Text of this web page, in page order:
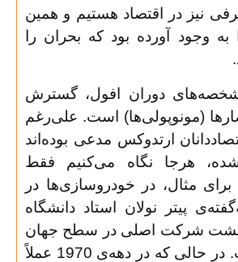
نیز در اقتصاد هستیم و همین
وجود آورده بود که بحران را
.
دوران افول، گسترش
(مونوپولی‌ها) است. علی‌رغم
ارتدوکس مدعی بوده‌اند
هرجا نگاه می‌کنیم فقط
برای مثال، در خودروسازی‌ها در
پیتر نولان استاد دانشگاه
هشت شرکت اصلی در سطح جهان
باقی مانده است. در حالی که در دهه‌ی 1970 عملاً